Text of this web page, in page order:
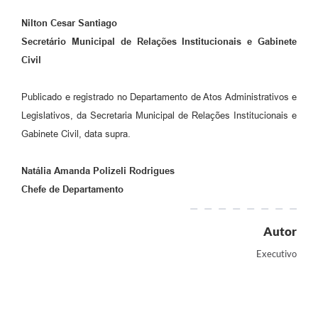
Nilton Cesar Santiago
Secretário Municipal de Relações Institucionaise Gabinete
Civil
Publicado e registrado no Departamento de Atos Administrativos e
Legislativos, da Secretaria Municipal de Relações Institucionais e
Gabinete Civil, data supra.
Natália Amanda Polizeli Rodrigues
Chefe de Departamento
Autor
Executivo